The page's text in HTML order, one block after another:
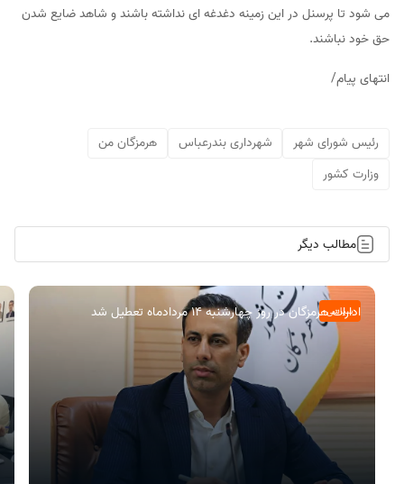
می شود تا پرسنل در این زمینه دغدغه ای نداشته باشند و شاهد ضایع شدن
حق خود نباشند.
انتهای پیام/
رئیس شورای شهر شهرداری بندرعباس
هرمزگان من
وزارت کشور
مطالب دیگر
سیاسی
ادارات هرمزگان در روز چهارشنبه ۱۴ مردادماه تعطیل شد